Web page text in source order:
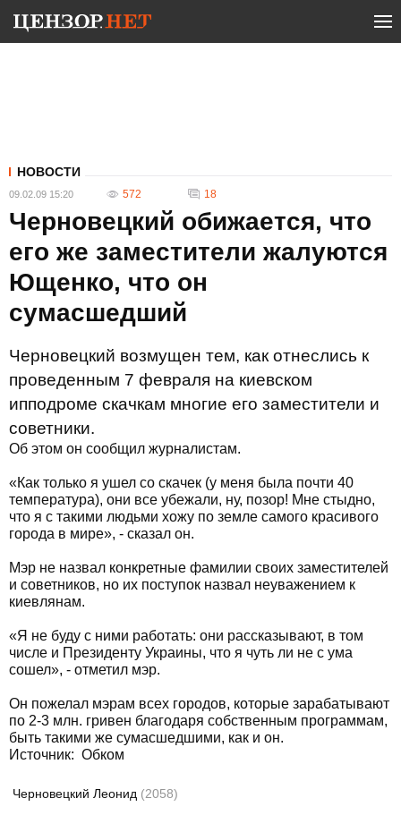
НОВОСТИ
09.02.09 15:20 572 18
Черновецкий обижается, что
его же заместители жалуются
Ющенко, что он
сумасшедший
Черновецкий возмущен тем, как отнеслись к
проведенным 7 февраля на киевском
ипподроме скачкам многие его заместители и
советники.
Об этом он сообщил журналистам.
«Как только я ушел со скачек (у меня была почти 40
температура), они все убежали, ну, позор! Мне стыдно,
что я с такими людьми хожу по земле самого красивого
города в мире», - сказал он.
Мэр не назвал конкретные фамилии своих заместителей
и советников, но их поступок назвал неуважением к
киевлянам.
«Я не буду с ними работать: они рассказывают, в том
числе и Президенту Украины, что я чуть ли не с ума
сошел», - отметил мэр.
Он пожелал мэрам всех городов, которые зарабатывают
по 2-3 млн. гривен благодаря собственным программам,
быть такими же сумасшедшими, как и он.
Источник: Обком
Черновецкий Леонид (2058)